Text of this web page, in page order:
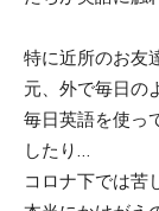
特に近所のお友
元、外で毎日の
毎日英語を使っ
したり…
コロナ下では苦